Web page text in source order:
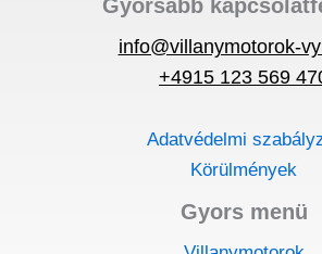
Gyorsabb
info@villanymotorok-
+4915 123 569
Adatvédelmi
Körülmények
Gyors menü